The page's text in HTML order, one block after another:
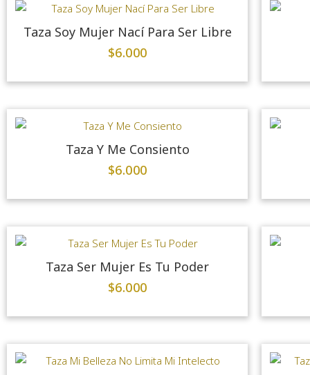
Taza Soy Mujer Nací Para Ser Libre
$6.000
Taza Y Me Consiento
$6.000
Taza Ser Mujer Es Tu Poder
$6.000